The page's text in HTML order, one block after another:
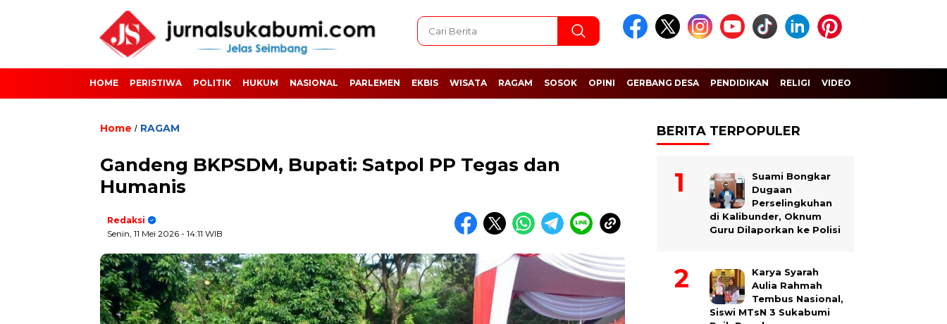
HOME PERISTIWA POLITIK HUKUM NASIONAL PARLEMEN EKBIS WISATA RAGAM SOSOK OPINI GERBANG DESA PENDIDIKAN RELIGI VIDEO
Home / RAGAM
Gandeng BKPSDM, Bupati: Satpol PP Tegas dan
Humanis
Redaksi
Senin, 11 Mei 2026 - 14:11 WIB
BERITA TERPOPULER
Suami Bongkar
Dugaan
Perselingkuhan
di Kalibunder, Oknum
Guru Dilaporkan ke Polisi
Karya Syarah
Aulia Rahmah
Tembus Nasional,
Siswi MTsN 3 Sukabumi